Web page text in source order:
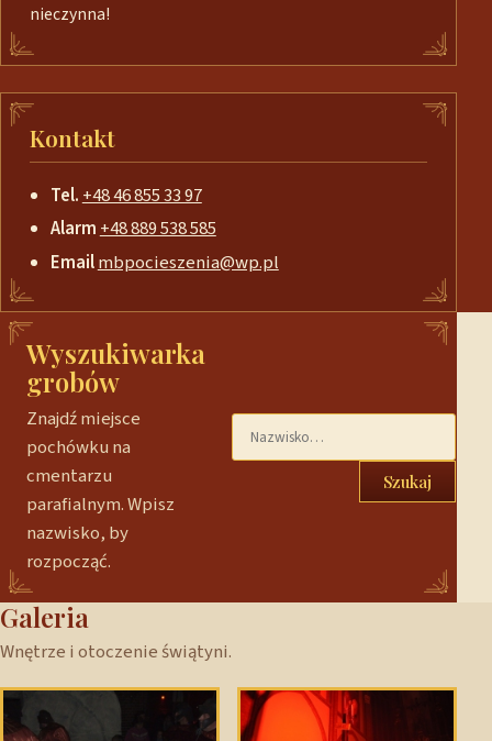
nieczynna!
Kontakt
Tel. +48 46 855 33 97
Alarm+48 889 538 585
Emailmbpocieszenia@wp.pl
Wyszukiwarka
grobów
Znajdź miejsce
pochówku na
cmentarzu
parafialnym. Wpisz
nazwisko, by
rozpocząć.
Szukaj
Galeria
Wnętrze i otoczenie świątyni.